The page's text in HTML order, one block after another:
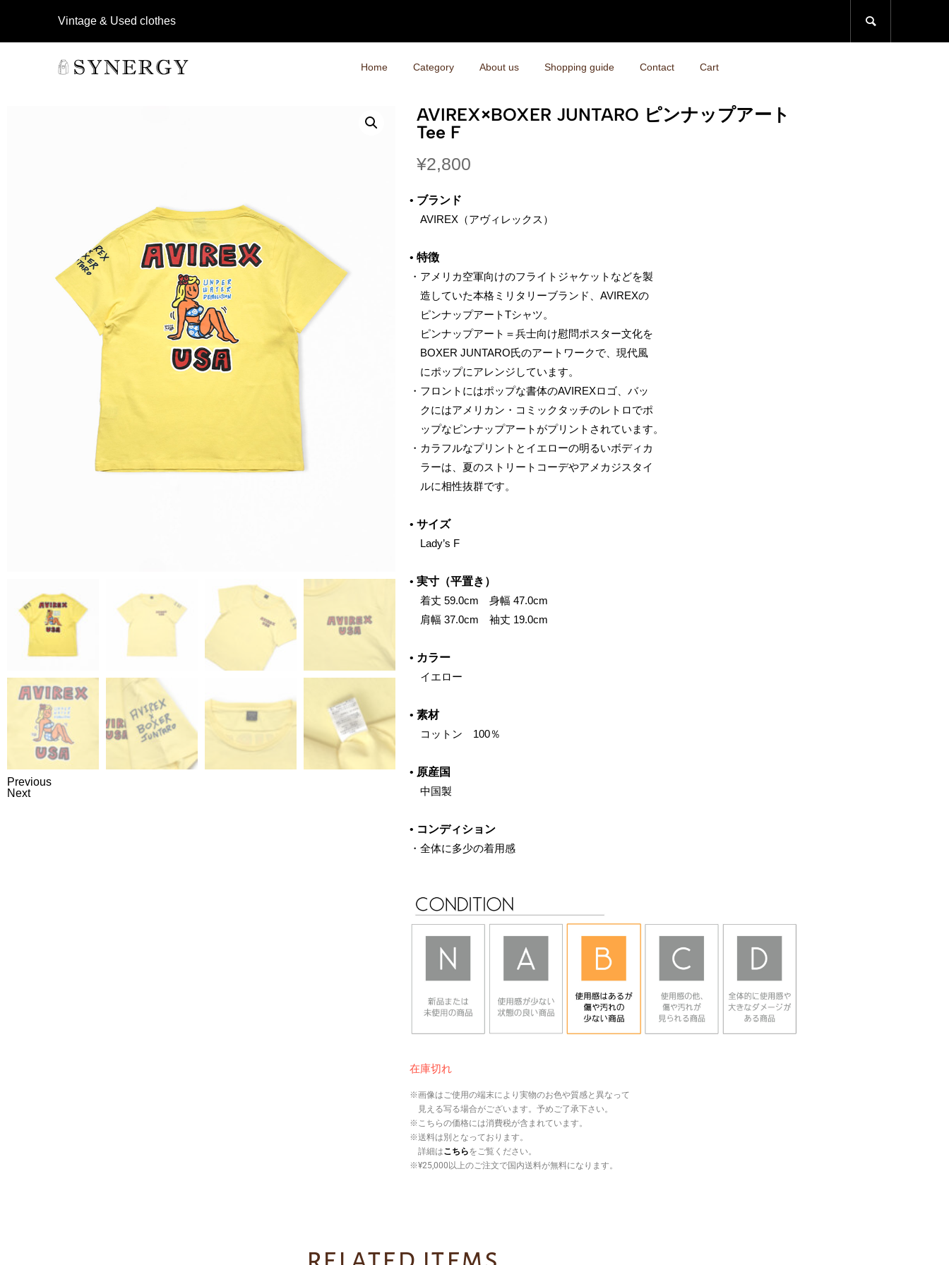
Vintage & Used clothes 
Home Category About us Shopping guide Contact Cart
Previous
Next
AVIREX×BOXER JUNTARO ピンナップアート
Tee F
¥2,800
• ブランド
AVIREX（アヴィレックス）
• 特徴
・アメリカ空軍向けのフライトジャケットなどを製
造していた本格ミリタリーブランド、AVIREXの
ピンナップアートTシャツ。
ピンナップアート＝兵士向け慰問ポスター文化を
BOXER JUNTARO氏のアートワークで、現代風
にポップにアレンジしています。
・フロントにはポップな書体のAVIREXロゴ、バッ
クにはアメリカン・コミックタッチのレトロでポ
ップなピンナップアートがプリントされています。
・カラフルなプリントとイエローの明るいボディカ
ラーは、夏のストリートコーデやアメカジスタイ
ルに相性抜群です。
• サイズ
Lady’s F
• 実寸（平置き）
着丈 59.0cm 身幅 47.0cm
肩幅 37.0cm 袖丈 19.0cm
• カラー
イエロー
• 素材
コットン 100％
• 原産国
中国製
• コンディション
・全体に多少の着用感
在庫切れ
※画像はご使用の端末により実物のお色や質感と異なって
見える写る場合がございます。予めご了承下さい。
※こちらの価格には消費税が含まれています。
※送料は別となっております。
詳細はこちらをご覧ください。
※¥25,000以上のご注文で国内送料が無料になります。